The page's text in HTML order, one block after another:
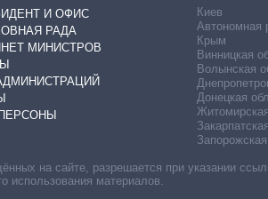
И ОФИС
РАДА
МИНИСТРОВ
Киев
Автономная
Крым
Винницкая
Волынская
Донецкая
на сайте, разрешается при указании
использования материалов.